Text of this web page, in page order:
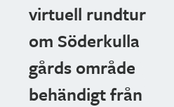
virtuell rundtur
om Söderkulla
gårds område
behändigt från